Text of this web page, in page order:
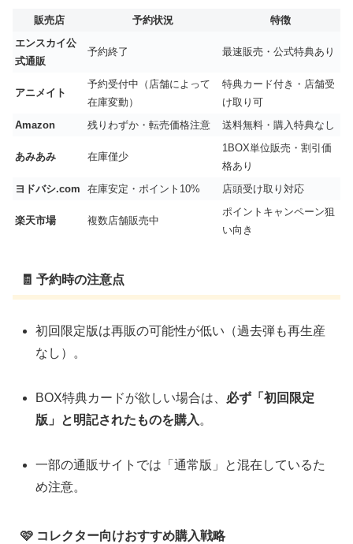
販売店 予約状況
特徴
エンスカイ公
式通販
予約終了 最速販売・公式特典あり
アニメイト
予約受付中（店舗によって
在庫変動）
特典カード付き・店舗受
け取り可
Amazon
残りわずか・転売価格注意 送料無料・購入特典なし
あみあみ 在庫僅少
1BOX単位販売・割引価
格あり
ヨドバシ.com
在庫安定・ポイント10% 店頭受け取り対応
楽天市場 複数店舗販売中
ポイントキャンペーン狙
い向き
🧾 予約時の注意点
初回限定版は再販の可能性が低い（過去弾も再生産
なし）。
BOX特典カードが欲しい場合は、 必ず「初回限定
版」と明記されたものを購入 。
一部の通販サイトでは「通常版」と混在しているた
め注意。
🩷 コレクター向けおすすめ購入戦略